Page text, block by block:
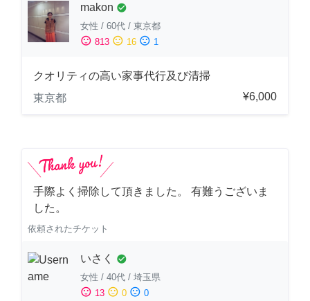
makon check_circle
女性 / 60代 / 東京都
sentiment_satisfied 813 sentiment_neutral 16 sentiment_dissatisfied 1
クオリティの高い家事代行及び清掃
東京都
¥6,000
手際よく掃除して頂きました。 有難うございま
した。
依頼されたチケット
いさく check_circle
女性 / 40代 / 埼玉県
sentiment_satisfied 13 sentiment_neutral 0 sentiment_dissatisfied 0